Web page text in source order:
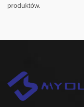
produktów.